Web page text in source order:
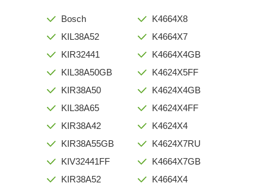
Bosch
KIL38A52
KIR32441
KIL38A50GB
KIR38A50
KIL38A65
KIR38A42
KIR38A55GB
KIV32441FF
KIR38A52
K4664X8
K4664X7
K4664X4GB
K4624X5FF
K4624X4GB
K4624X4FF
K4624X4
K4624X7RU
K4664X7GB
K4664X4